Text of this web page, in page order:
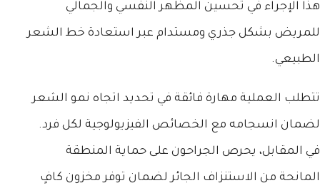
هذا الإجراء في تحسين المظهر النفسي والجمالي
للمريض بشكل جذري ومستدام عبر استعادة خط الشعر
الطبيعي.
تتطلب العملية مهارة فائقة في تحديد اتجاه نمو الشعر
لضمان انسجامه مع الخصائص الفيزيولوجية لكل فرد.
في المقابل، يحرص الجراحون على حماية المنطقة
المانحة من الاستنزاف الجائر لضمان توفر مخزون كافٍ